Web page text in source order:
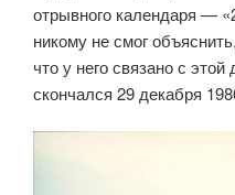
отрывного календаря —
никому не смог
что у него связано с
скончался 29 декабря